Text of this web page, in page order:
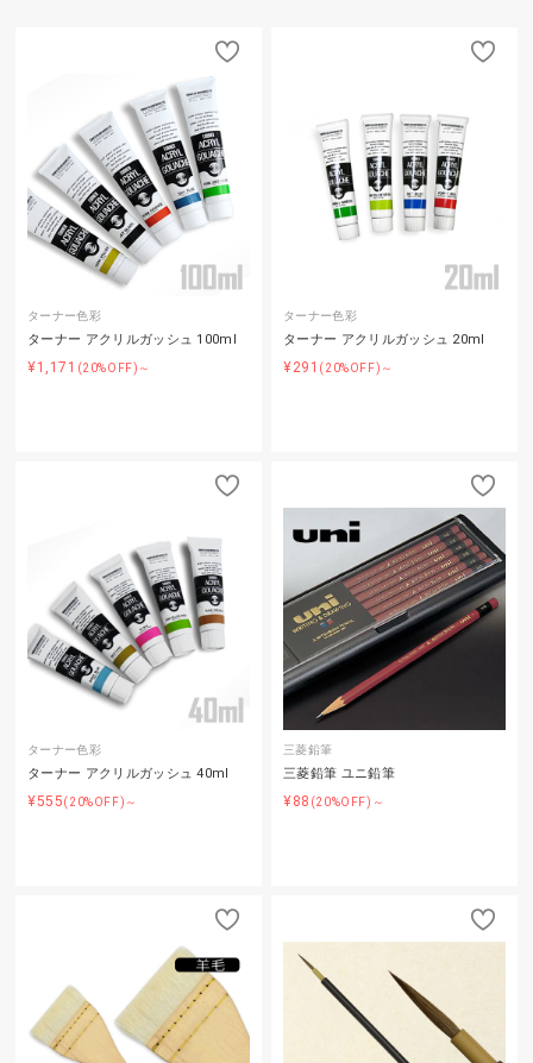
ターナー色彩
ターナー アクリルガッシュ 100ml
¥1,171 (20%OFF)～
ターナー色彩
ターナー アクリルガッシュ 20ml
¥291 (20%OFF)～
ターナー色彩
ターナー アクリルガッシュ 40ml
¥555(20%OFF)～
三菱鉛筆
三菱鉛筆 ユニ鉛筆
¥88 (20%OFF)～